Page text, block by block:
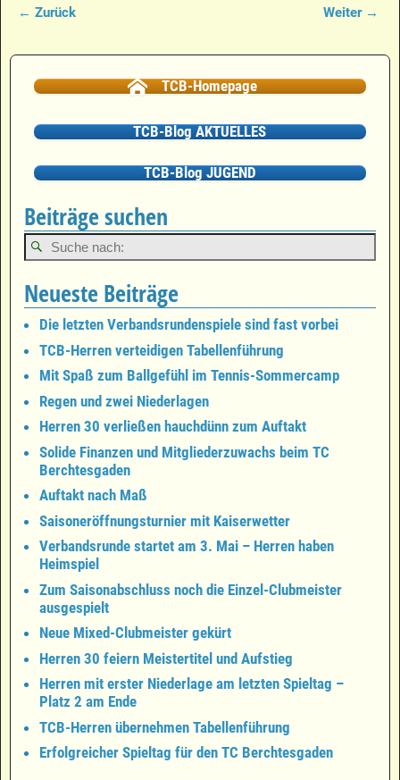
← Zurück Weiter →
TCB-Homepage
TCB-Blog AKTUELLES
TCB-Blog JUGEND
Beiträge suchen
Neueste Beiträge
Die letzten Verbandsrundenspiele sind fast vorbei
TCB-Herren verteidigen Tabellenführung
Mit Spaß zum Ballgefühl im Tennis-Sommercamp
Regen und zwei Niederlagen
Herren 30 verließen hauchdünn zum Auftakt
Solide Finanzen und Mitgliederzuwachs beim TC
Berchtesgaden
Auftakt nach Maß
Saisoneröffnungsturnier mit Kaiserwetter
Verbandsrunde startet am 3. Mai – Herren haben
Heimspiel
Zum Saisonabschluss noch die Einzel-Clubmeister
ausgespielt
Neue Mixed-Clubmeister gekürt
Herren 30 feiern Meistertitel und Aufstieg
Herren mit erster Niederlage am letzten Spieltag –
Platz 2 am Ende
TCB-Herren übernehmen Tabellenführung
Erfolgreicher Spieltag für den TC Berchtesgaden